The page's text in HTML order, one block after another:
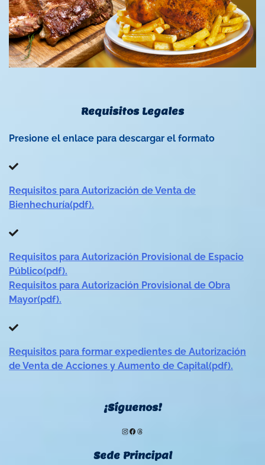
Requisitos Legales
Presione el enlace para descargar el formato
Requisitos para Autorización de Venta de
Bienhechuría(pdf).
Requisitos para Autorización Provisional de Espacio
Público(pdf).
Requisitos para Autorización Provisional de Obra
Mayor(pdf).
Requisitos para formar expedientes de Autorización
de Venta de Acciones y Aumento de Capital(pdf).
¡Síguenos!
Instagram
Facebook
Threads
Sede Principal